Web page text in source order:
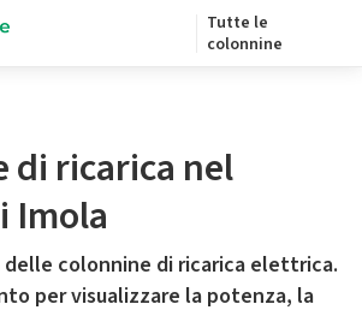
Tutte le
colonnine
di ricarica nel
Imola
delle colonnine di ricarica elettrica.
per visualizzare la potenza, la